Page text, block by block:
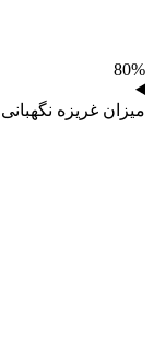
80%
میزان غریزه نگهبانی